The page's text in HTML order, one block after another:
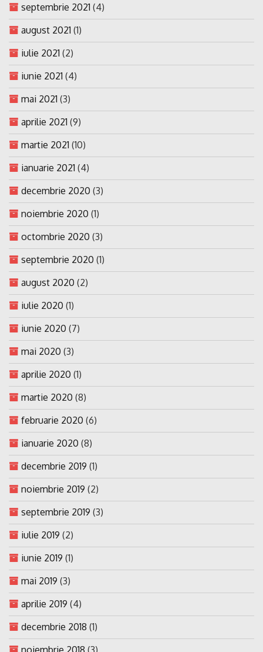
septembrie 2021 (4)
august 2021 (1)
iulie 2021 (2)
iunie 2021 (4)
mai 2021 (3)
aprilie 2021 (9)
martie 2021 (10)
ianuarie 2021 (4)
decembrie 2020 (3)
noiembrie 2020 (1)
octombrie 2020 (3)
septembrie 2020 (1)
august 2020 (2)
iulie 2020 (1)
iunie 2020 (7)
mai 2020 (3)
aprilie 2020 (1)
martie 2020 (8)
februarie 2020 (6)
ianuarie 2020 (8)
decembrie 2019 (1)
noiembrie 2019 (2)
septembrie 2019 (3)
iulie 2019 (2)
iunie 2019 (1)
mai 2019 (3)
aprilie 2019 (4)
decembrie 2018 (1)
noiembrie 2018 (3)